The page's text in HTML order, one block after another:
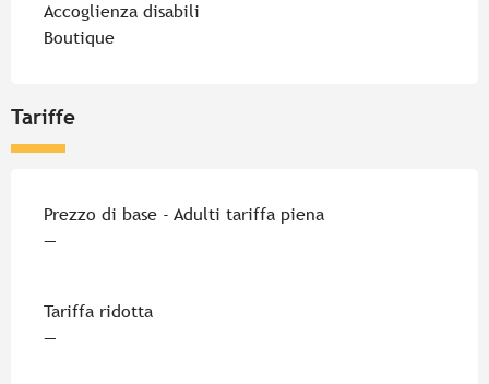
Accoglienza disabili
Boutique
Tariffe
Tariffe 2026
Prezzo di base - Adulti tariffa piena
—
Tariffa ridotta
—